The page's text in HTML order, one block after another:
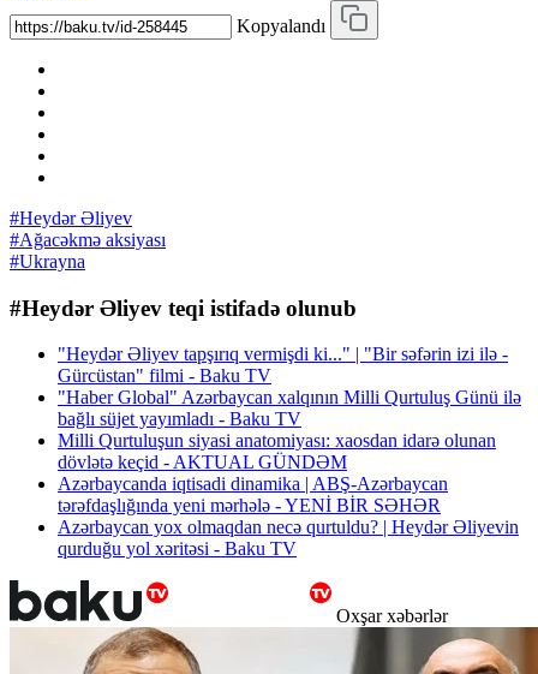
Kopyalandı
#Heydər Əliyev
#Ağacəkmə aksiyası
#Ukrayna
#Heydər Əliyev teqi istifadə olunub
"Heydər Əliyev tapşırıq vermişdi ki..." | "Bir səfərin izi ilə -
Gürcüstan" filmi - Baku TV
"Haber Global" Azərbaycan xalqının Milli Qurtuluş Günü ilə
bağlı süjet yayımladı - Baku TV
Milli Qurtuluşun siyasi anatomiyası: xaosdan idarə olunan
dövlətə keçid - AKTUAL GÜNDƏM
Azərbaycanda iqtisadi dinamika | ABŞ-Azərbaycan
tərəfdaşlığında yeni mərhələ - YENİ BİR SƏHƏR
Azərbaycan yox olmaqdan necə qurtuldu? | Heydər Əliyevin
qurduğu yol xəritəsi - Baku TV
Oxşar xəbərlər